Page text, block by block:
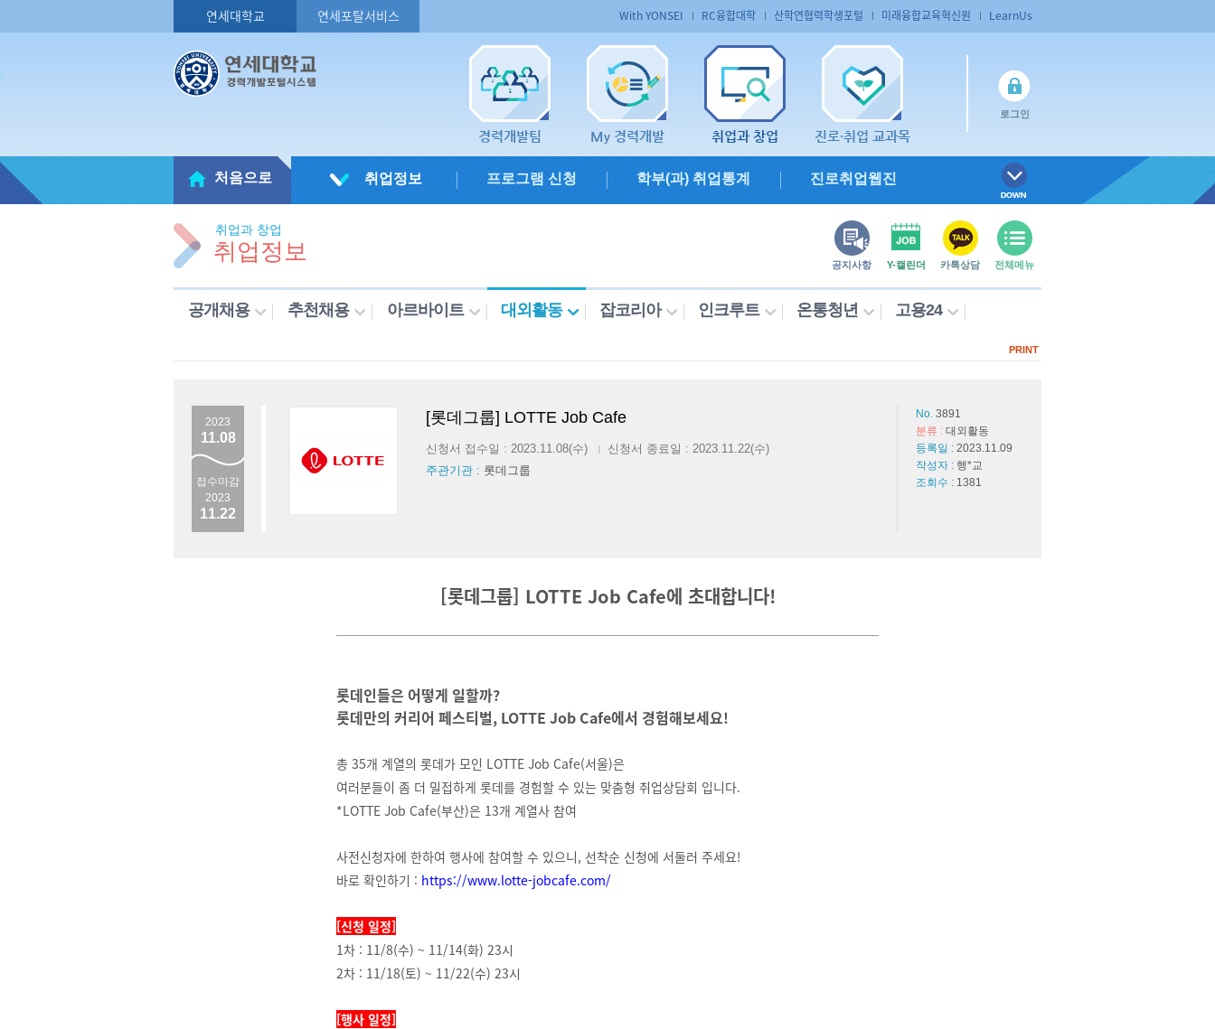
연세대학교 연세포탈서비스 LearnUs
미래융합교육혁신원
산학연협력학생포털
RC융합대학
With YONSEI
로그인
진로·취업 교과목
취업과 창업
My 경력개발
경력개발팀
처음으로 취업정보 프로그램 신청 학부(과) 취업통계 진로취업웹진
취업과 창업
취업정보 전체메뉴
카톡상담
Y-캘린더
공지사항
공개채용 추천채용 아르바이트 대외활동 잡코리아 인크루트 온통청년 고용24
PRINT
2023
11.08
접수마감
2023
11.22
[롯데그룹] LOTTE Job Cafe
신청서 접수일 : 2023.11.08(수) |
신청서 종료일 : 2023.11.22(수)
주관기관 : 롯데그룹
No. 3891
분류 : 대외활동
등록일 : 2023.11.09
작성자 : 행*교
조회수 : 1381
[롯데그룹] LOTTE Job Cafe에 초대합니다!
롯데인들은 어떻게 일할까?
롯데만의 커리어 페스티벌, LOTTE Job Cafe에서 경험해보세요!
총 35개 계열의 롯데가 모인 LOTTE Job Cafe(서울)은
여러분들이 좀 더 밀접하게 롯데를 경험할 수 있는 맞춤형 취업상담회 입니다.
*LOTTE Job Cafe(부산)은 13개 계열사 참여
사전신청자에 한하여 행사에 참여할 수 있으니, 선착순 신청에 서둘러 주세요!
바로 확인하기 : https://www.lotte-jobcafe.com/
[신청 일정]
1차 : 11/8(수) ~ 11/14(화) 23시
2차 : 11/18(토) ~ 11/22(수) 23시
[행사 일정]